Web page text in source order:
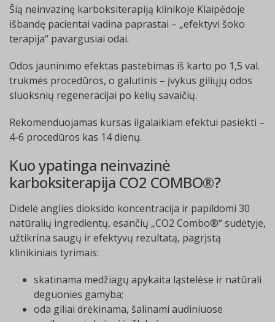
Šią neinvazinę karboksiterapiją klinikoje Klaipėdoje
išbandę pacientai vadina paprastai – „efektyvi šoko
terapija“ pavargusiai odai.
Odos jauninimo efektas pastebimas iš karto po 1,5 val.
trukmės procedūros, o galutinis – įvykus giliųjų odos
sluoksnių regeneracijai po kelių savaičių.
Rekomenduojamas kursas ilgalaikiam efektui pasiekti –
4-6 procedūros kas 14 dienų.
Kuo ypatinga neinvazinė
karboksiterapija CO2 COMBO®?
Didelė anglies dioksido koncentracija ir papildomi 30
natūralių ingredientų, esančių „CO2 Combo®“ sudėtyje,
užtikrina saugų ir efektyvų rezultatą, pagrįstą
klinikiniais tyrimais:
skatinama medžiagų apykaita ląstelėse ir natūrali
deguonies gamyba;
oda giliai drėkinama, šalinami audiniuose